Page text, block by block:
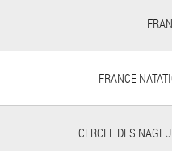
FRANCE
CERCLE DES